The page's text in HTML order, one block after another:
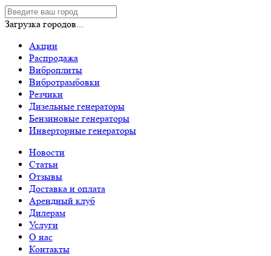
Загрузка городов...
Акции
Распродажа
Виброплиты
Вибротрамбовки
Резчики
Дизельные генераторы
Бензиновые генераторы
Инверторные генераторы
Новости
Статьи
Отзывы
Доставка и оплата
Арендный клуб
Дилерам
Услуги
О нас
Контакты